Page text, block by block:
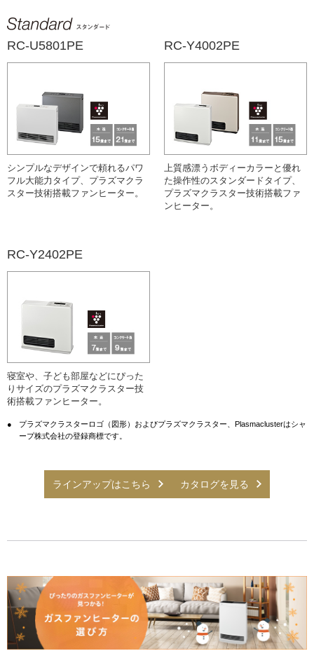
RC-U5801PE
シンプルなデザインで頼れるパワ
フル大能力タイプ、プラズマクラ
スター技術搭載ファンヒーター。
RC-Y4002PE
上質感漂うボディーカラーと優れ
た操作性のスタンダードタイプ、
プラズマクラスター技術搭載ファ
ンヒーター。
RC-Y2402PE
寝室や、子ども部屋などにぴった
りサイズのプラズマクラスター技
術搭載ファンヒーター。
●
プラズマクラスターロゴ（図形）およびプラズマクラスター、Plasmaclusterはシャ
ープ株式会社の登録商標です。
ラインアップはこちら カタログを見る